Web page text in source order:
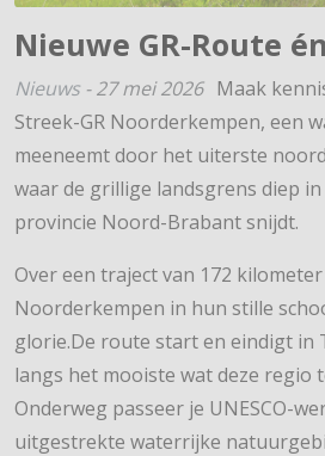
Nieuwe GR-Route
Nieuws -27 mei 2026 Maak
Streek-GR Noorderkempen, een
meeneemt door het uiterste
waar de grillige landsgrens diep
provincie Noord-Brabant snijdt.
Over een traject van 172
Noorderkempen in hun stille
glorie.De route start en eindigt in
langs het mooiste wat deze regio
Onderweg passeer je UNESCO-
uitgestrekte waterrijke